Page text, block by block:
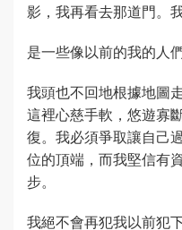
影，我再看去那道門。
是一些像以前的我的人們
我頭也不回地根據地圖
這裡心慈手軟，悠遊寡
復。我必須爭取讓自己
位的頂端，而我堅信有
步。
我絕不會再犯我以前犯下